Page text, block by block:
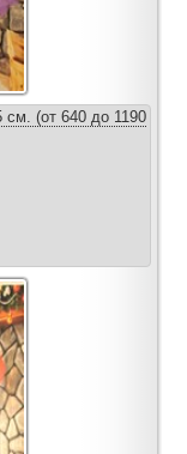
см. (от 640 до 1190